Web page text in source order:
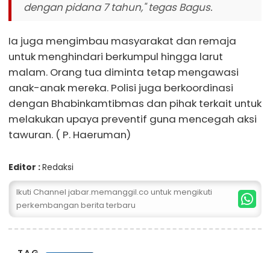
dengan pidana 7 tahun," tegas Bagus.
Ia juga mengimbau masyarakat dan remaja
untuk menghindari berkumpul hingga larut
malam. Orang tua diminta tetap mengawasi
anak-anak mereka. Polisi juga berkoordinasi
dengan Bhabinkamtibmas dan pihak terkait untuk
melakukan upaya preventif guna mencegah aksi
tawuran. ( P. Haeruman)
Editor :Redaksi
Ikuti Channel jabar.memanggil.co untuk mengikuti
perkembangan berita terbaru